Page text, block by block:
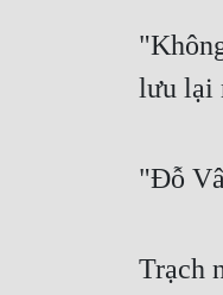
lưu lại
"Đỗ
Trạch